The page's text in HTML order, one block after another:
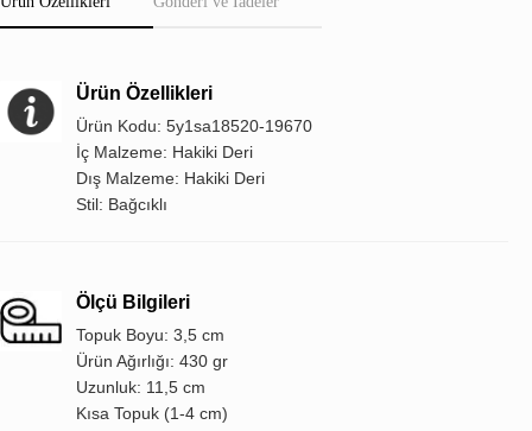
Ürün Özellikleri
Ürün Kodu: 5y1sa18520-19670
İç Malzeme: Hakiki Deri
Dış Malzeme: Hakiki Deri
Stil: Bağcıklı
Ölçü Bilgileri
Topuk Boyu: 3,5 cm
Ürün Ağırlığı: 430 gr
Uzunluk: 11,5 cm
Kısa Topuk (1-4 cm)